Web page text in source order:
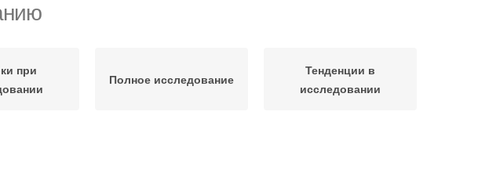
при
Полное исследование
Тенденции в
исследовании